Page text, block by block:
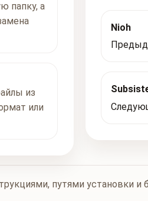
папку, а
из
или
Nioh
путями установки